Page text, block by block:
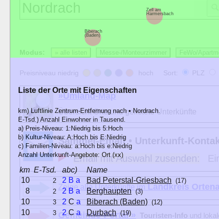
Modus: » alle listen
Preisniveau niedrig hoch Sort: PLZ
»Umland-Map
Übersicht Orte und gelistete Unterkünfte
Sammel-Email • Unterkunft-
Email mit Auswahl zusenden:
Zeige alle Unterkünfte im Landkreis
Gemeinde-Portal » Touristen-Info und
Biberach
(Baden)
Zell am
Harmersbach
Liste der Orte mit Eigenschaften
km) Luftlinie Zentrum-Entfernung nach • Nordrach.
E-Tsd.) Anzahl Einwohner in Tausend.
a) Preis-Niveau: 1:Niedrig bis 5:Hoch
b) Kultur-Niveau: A:Hoch bis E:Niedrig
c) Familien-Niveau: a:Hoch bis e:Niedrig
Anzahl Unterkunft-Angebote: Ort (xx)
km E-Tsd. abc)
Name
10
2 2 B a Bad Peterstal-Griesbach (17)
8 2 2 B a Berghaupten (3)
10 3 2Ca Biberach (Baden) (12)
10 3 2Ca Durbach (19)